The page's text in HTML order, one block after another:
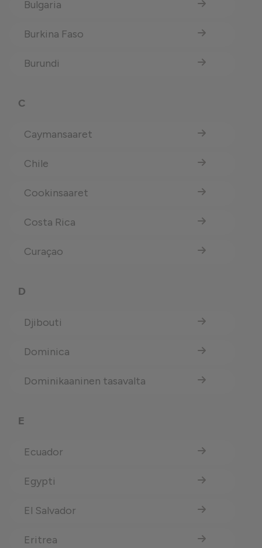
Bulgaria
Burkina Faso
Burundi
C
Caymansaaret
Chile
Cookinsaaret
Costa Rica
Curaçao
D
Djibouti
Dominica
Dominikaaninen tasavalta
E
Ecuador
Egypti
El Salvador
Eritrea